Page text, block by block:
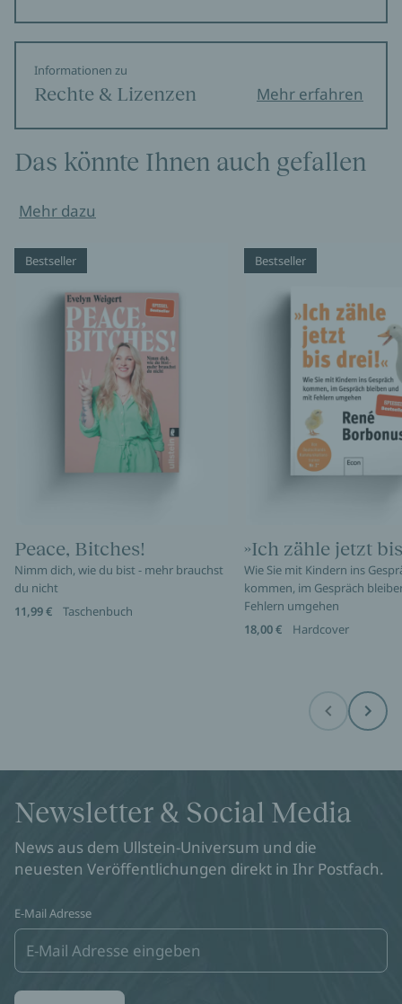
Informationen zu
Rechte & Lizenzen Mehr erfahren
Das könnte Ihnen auch gefallen
Mehr dazu
Bestseller
Peace, Bitches!
Nimm dich, wie du bist - mehr brauchst
du nicht
11,99 €
Taschenbuch
Bestseller
»Ich zähle jetzt
Wie Sie mit Kindern ins
kommen, im Gespräch
Fehlern umgehen
18,00 €
Hardcover
Before Next
Newsletter & Social Media
News aus dem Ullstein-Universum und die
neuesten Veröffentlichungen direkt in Ihr Postfach.
E-Mail Adresse